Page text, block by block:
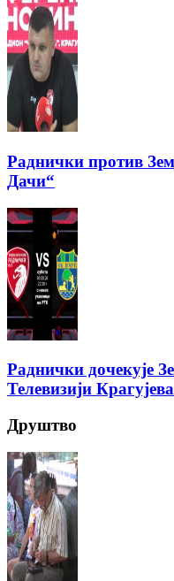
Раднички против
Дачи“
Раднички дочекује
Телевизији
Друштво